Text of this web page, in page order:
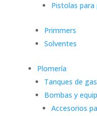
Pistolas
Primmers
Solventes
Plomería
Tanques de
Bombas y
Accesorios